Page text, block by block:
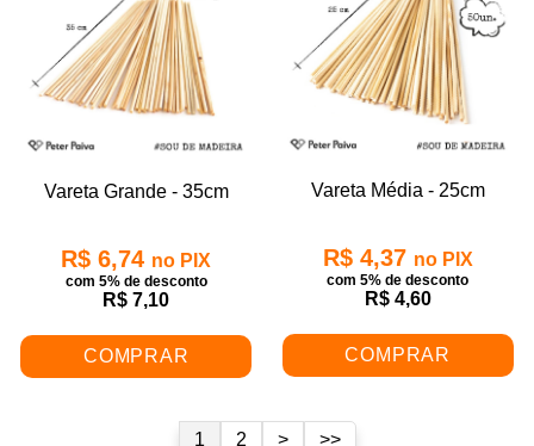
Vareta Grande - 35cm
R$ 6,74 no PIX
com 5% de desconto
R$ 7,10
COMPRAR
Vareta Média - 25cm
R$ 4,37 no PIX
com 5% de desconto
R$ 4,60
COMPRAR
1 2 > >>